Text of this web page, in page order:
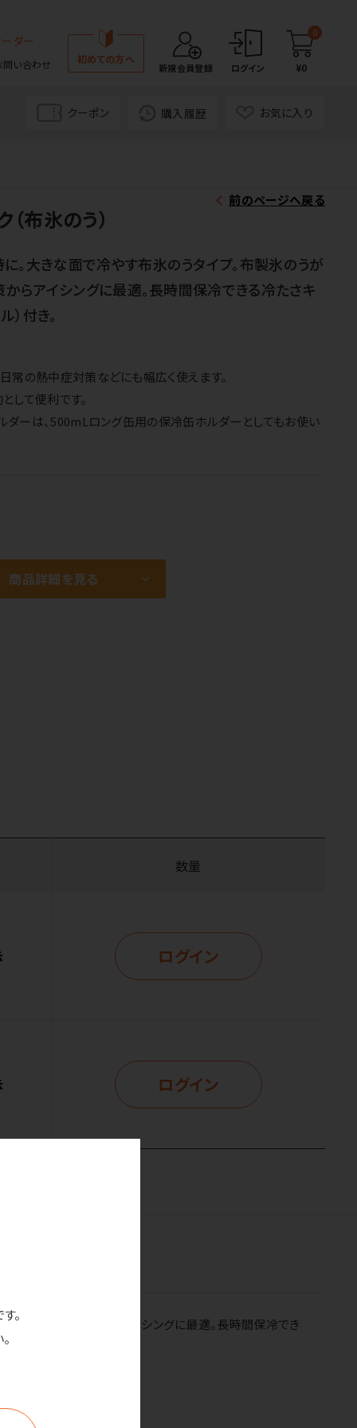
。
ダー
問い合わせ 初めての方へ
新規会員登録 ログイン
0
¥0
クーポン 購入履歴 お気に入り
前のページへ戻る
布氷のう）
。大きな面で冷やす布氷のうタイプ。布製氷のうが
からアイシングに最適。長時間保冷できる冷たさキ
付き。
常の熱中症対策などにも幅広く使えます。
して便利です。
ーは、500mLロング缶用の保冷缶ホルダーとしてもお使い
商品詳細を見る
数量
ログイン
ログイン
ット。 熱中対策からアイシングに最適。長時間保冷でき